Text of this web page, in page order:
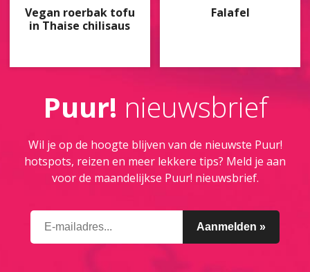
Vegan roerbak tofu
in Thaise chilisaus
Falafel
Puur! nieuwsbrief
Wil je op de hoogte blijven van de nieuwste Puur!
hotspots, reizen en meer lekkere tips? Meld je aan
voor de maandelijkse Puur! nieuwsbrief.